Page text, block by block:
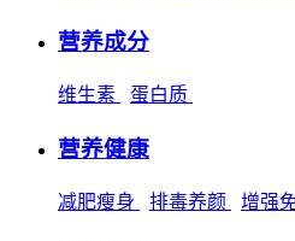
营养成分
维生素 蛋白质
营养健康
减肥瘦身 排毒养颜 增强